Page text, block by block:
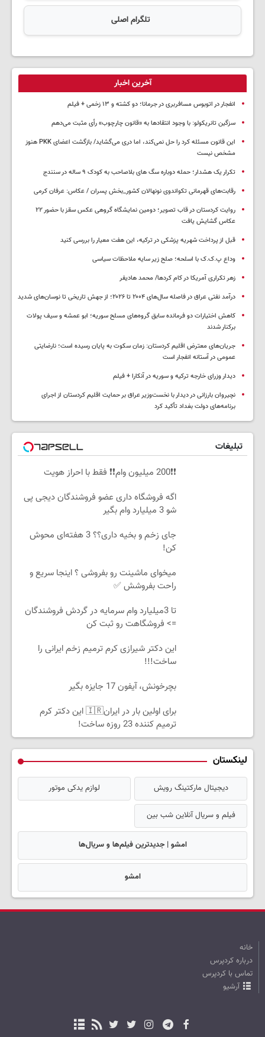
تلگرام اصلی
آخرین اخبار
انفجار در اتوبوس مسافربری در جرمانا؛ دو کشته و ۱۳ زخمی + فیلم
سزگین تانریکولو: با وجود انتقادها به «قانون چارچوب» رأی مثبت می‌دهم
این قانون مسئله کرد را حل نمی‌کند، اما دری می‌گشاید/ بازگشت اعضای PKK هنوز
مشخص نیست
تکرار یک هشدار؛ حمله دوباره سگ های بلاصاحب به کودک ۹ ساله در سنندج
رقابت‌های قهرمانی تکواندوی نونهالان کشور_بخش پسران / عکاس: عرفان کرمی
روایت کردستان در قاب تصویر؛ دومین نمایشگاه گروهی عکس سقز با حضور ۲۲
عکاس گشایش یافت
قبل از پرداخت شهریه پزشکی در ترکیه، این هفت معیار را بررسی کنید
وداع پ.ک.ک با اسلحه؛ صلح زیر سایه ملاحظات سیاسی
زهر تکراری آمریکا در کام کردها/ محمد هادیفر
درآمد نفتی عراق در فاصله سال‌های ۲۰۰۴ تا ۲۰۲۶؛ از جهش تاریخی تا نوسان‌های شدید
کاهش اختیارات دو فرمانده سابق گروه‌های مسلح سوریه؛ ابو عمشه و سیف پولات
برکنار شدند
جریان‌های معترض اقلیم کردستان: زمان سکوت به پایان رسیده است؛ نارضایتی
عمومی در آستانه انفجار است
دیدار وزرای خارجه ترکیه و سوریه در آنکارا + فیلم
نچیروان بارزانی در دیدار با نخست‌وزیر عراق بر حمایت اقلیم کردستان از اجرای
برنامه‌های دولت بغداد تأکید کرد
تبلیغات
❗❗200 میلیون وام❗❗ فقط با احراز هویت
اگه فروشگاه داری عضو فروشندگان دیجی پی
شو 3 میلیارد وام بگیر
جای زخم و بخیه داری؟؟ 3 هفته‌ای محوش
کن!
میخوای ماشینت رو بفروشی ؟ اینجا سریع و
راحت بفروشش ✅
تا 3میلیارد وام سرمایه در گردش فروشندگان
=> فروشگاهت رو ثبت کن
این دکتر شیرازی کرم ترمیم زخم ایرانی را
ساخت!!!
بچرخونش، آیفون 17 جایزه بگیر
برای اولین بار در ایران🇮🇷 این دکتر کرم
ترمیم کننده 23 روزه ساخت!
لینکستان
دیجیتال مارکتینگ رویش لوازم یدکی موتور
فیلم و سریال آنلاین شب بین
امشو | جدیدترین فیلم‌ها و سریال‌ها
امشو
خانه
درباره کردپرس
تماس با کردپرس
آرشیو